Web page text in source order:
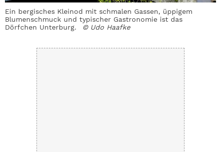
Ein bergisches Kleinod mit schmalen Gassen, üppigem
Blumenschmuck und typischer Gastronomie ist das
Dörfchen Unterburg.
© Udo Haafke